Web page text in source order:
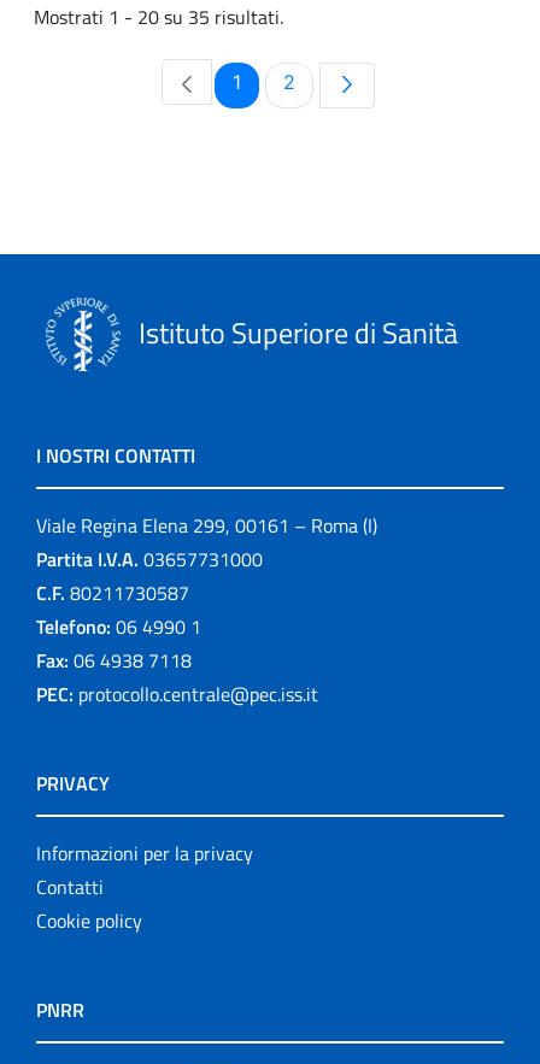
Mostrati 1 - 20 su 35 risultati.
Pagina
1 Pagina
2
Istituto Superiore di Sanità
I NOSTRI CONTATTI
Viale Regina Elena 299, 00161 – Roma (I)
Partita I.V.A. 03657731000
C.F. 80211730587
Telefono: 06 4990 1
Fax: 06 4938 7118
PEC: protocollo.centrale@pec.iss.it
PRIVACY
Informazioni per la privacy
Contatti
Cookie policy
PNRR